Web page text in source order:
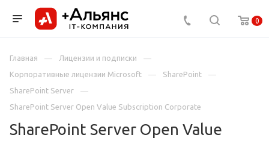
0
Главная
Лицензии и подписки
Корпоративные лицензии Microsoft
SharePoint
SharePoint Server
SharePoint Server Open Value Subscription Corporate
SharePoint Server Open Value